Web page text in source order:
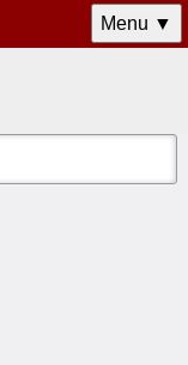
Menu ▼